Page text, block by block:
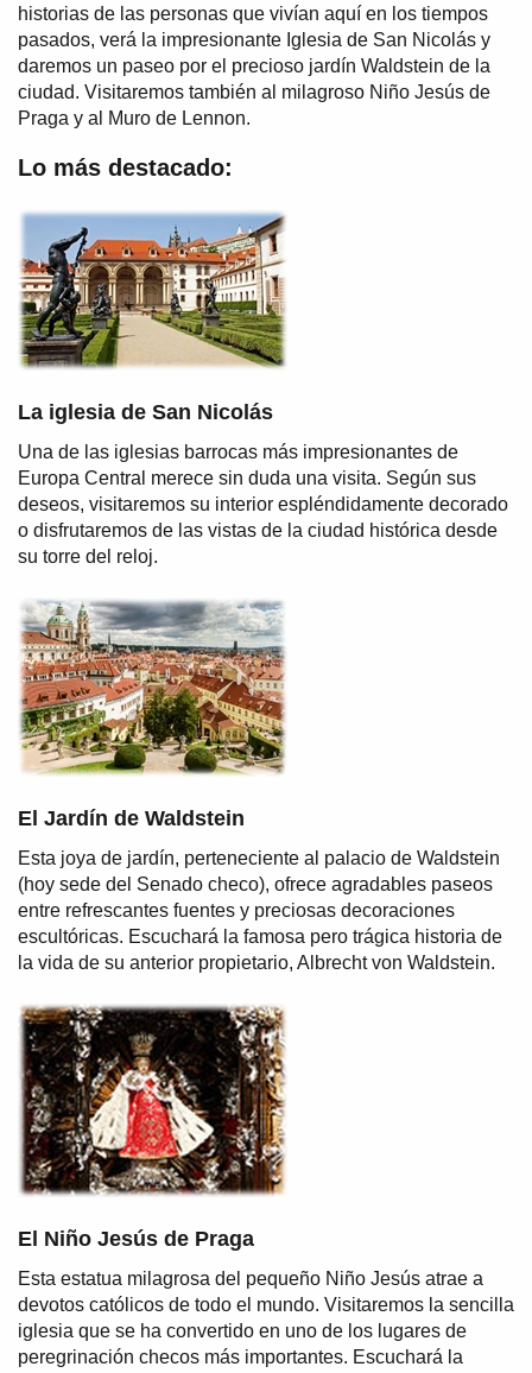
historias de las personas que vivían aquí en los tiempos
pasados, verá la impresionante Iglesia de San Nicolás y
daremos un paseo por el precioso jardín Waldstein de la
ciudad. Visitaremos también al milagroso Niño Jesús de
Praga y al Muro de Lennon.
Lo más destacado:
La iglesia de San Nicolás
Una de las iglesias barrocas más impresionantes de
Europa Central merece sin duda una visita. Según sus
deseos, visitaremos su interior espléndidamente decorado
o disfrutaremos de las vistas de la ciudad histórica desde
su torre del reloj.
El Jardín de Waldstein
Esta joya de jardín, perteneciente al palacio de Waldstein
(hoy sede del Senado checo), ofrece agradables paseos
entre refrescantes fuentes y preciosas decoraciones
escultóricas. Escuchará la famosa pero trágica historia de
la vida de su anterior propietario, Albrecht von Waldstein.
El Niño Jesús de Praga
Esta estatua milagrosa del pequeño Niño Jesús atrae a
devotos católicos de todo el mundo. Visitaremos la sencilla
iglesia que se ha convertido en uno de los lugares de
peregrinación checos más importantes. Escuchará la